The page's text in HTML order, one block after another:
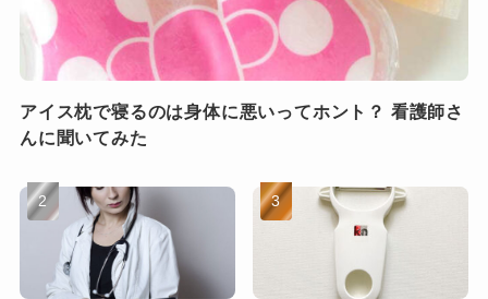
アイス枕で寝るのは身体に悪いってホント？ 看護師さ
んに聞いてみた